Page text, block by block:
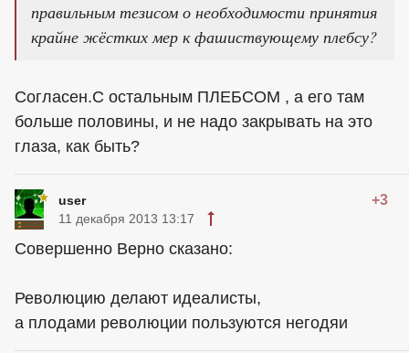
правильным тезисом о необходимости принятия
крайне жёстких мер к фашиствующему плебсу?
Согласен.С остальным ПЛЕБСОМ , а его там
больше половины, и не надо закрывать на это
глаза, как быть?
user +3
11 декабря 2013 13:17
Совершенно Верно сказано:
Революцию делают идеалисты,
а плодами революции пользуются негодяи